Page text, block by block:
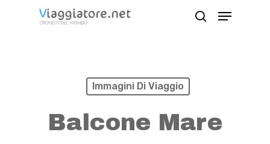
Menu
Immagini Di Viaggio
Balcone Mare